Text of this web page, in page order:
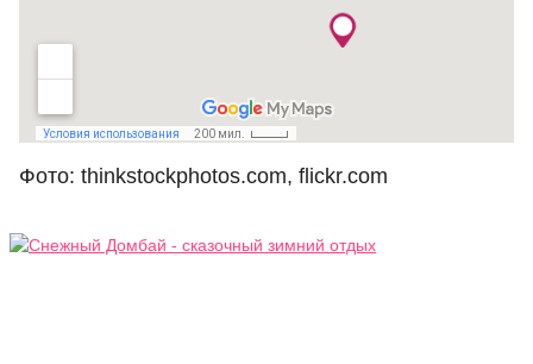
Фото: thinkstockphotos.com, flickr.com